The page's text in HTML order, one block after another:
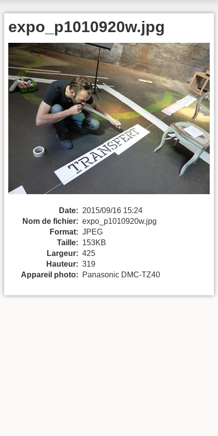
expo_p1010920w.jpg
Date: 2015/09/16 15:24
Nom de fichier: expo_p1010920w.jpg
Format: JPEG
Taille: 153KB
Largeur: 425
Hauteur: 319
Appareil photo:
Panasonic DMC-TZ40